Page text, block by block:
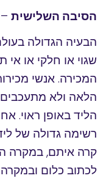
הסיבה השלישית
שגוי או חלקי או
המכירה. אנשי
הלאה ולא
הליד באופן ראוי.
רשימה גדולה של
קרה איתם, במקרה
לכתוב כלום